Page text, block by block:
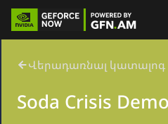
Վերադառնալ կատալոգ
Soda Crisis Demo